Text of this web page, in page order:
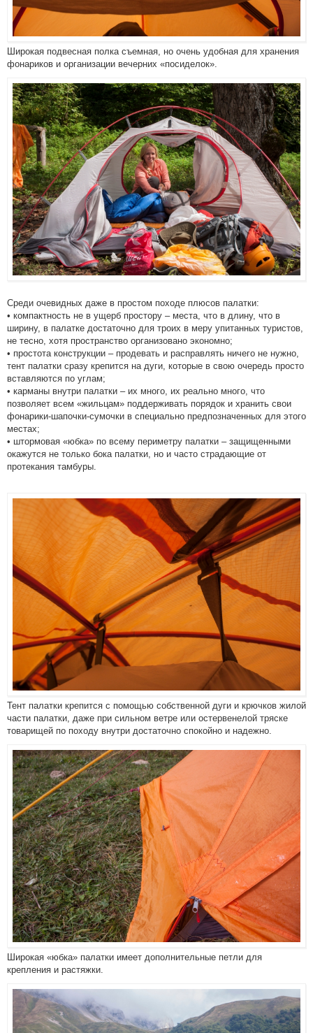
Широкая подвесная полка съемная, но очень удобная для хранения
фонариков и организации вечерних «посиделок».
Среди очевидных даже в простом походе плюсов палатки:
• компактность не в ущерб простору – места, что в длину, что в
ширину, в палатке достаточно для троих в меру упитанных туристов,
не тесно, хотя пространство организовано экономно;
• простота конструкции – продевать и расправлять ничего не нужно,
тент палатки сразу крепится на дуги, которые в свою очередь просто
вставляются по углам;
• карманы внутри палатки – их много, их реально много, что
позволяет всем «жильцам» поддерживать порядок и хранить свои
фонарики-шапочки-сумочки в специально предпозначенных для этого
местах;
• штормовая «юбка» по всему периметру палатки – защищенными
окажутся не только бока палатки, но и часто страдающие от
протекания тамбуры.
Тент палатки крепится с помощью собственной дуги и крючков жилой
части палатки, даже при сильном ветре или остервенелой тряске
товарищей по походу внутри достаточно спокойно и надежно.
Широкая «юбка» палатки имеет дополнительные петли для
крепления и растяжки.